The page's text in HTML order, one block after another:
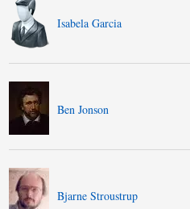
Isabela Garcia
Ben Jonson
Bjarne Stroustrup